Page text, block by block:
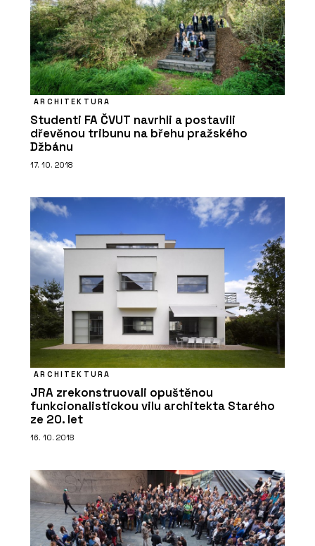
ARCHITEKTURA
Studenti FA ČVUT navrhli a postavili
dřevěnou tribunu na břehu pražského
Džbánu
17. 10. 2018
ARCHITEKTURA
JRA zrekonstruovali opuštěnou
funkcionalistickou vilu architekta Starého
ze 20. let
16. 10. 2018